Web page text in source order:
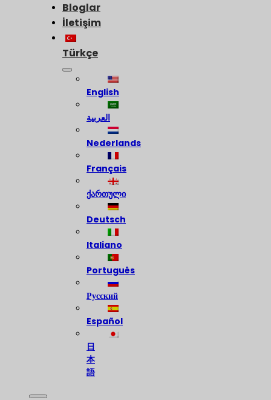
Bloglar
İletişim
Türkçe
English
العربية
Nederlands
Français
ქართული
Deutsch
Italiano
Português
Русский
Español
日
本
語